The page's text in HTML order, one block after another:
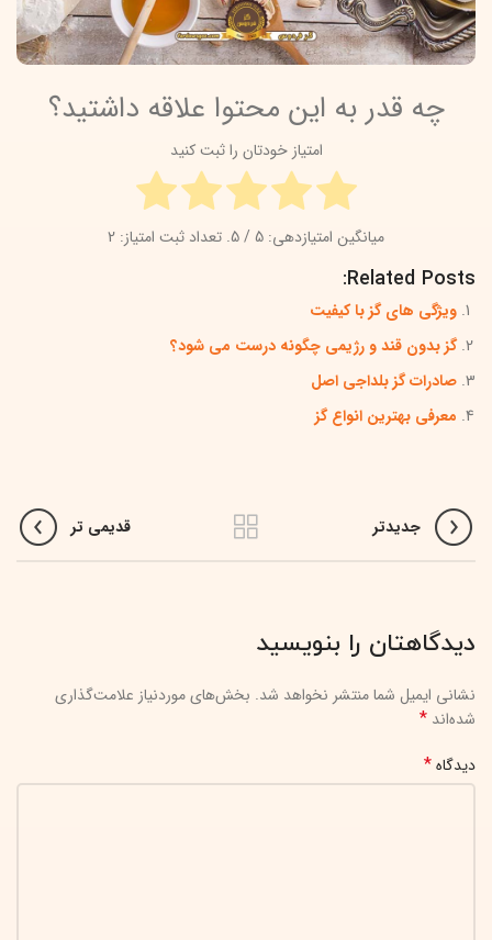
چه قدر به این محتوا علاقه داشتید؟
امتیاز خودتان را ثبت کنید
میانگین امتیازدهی: 5/ 5. تعداد ثبت امتیاز: 2
Related Posts:
ویژگی های گز با کیفیت
گز بدون قند و رژیمی چگونه درست می شود؟
صادرات گز بلداجی اصل
معرفی بهترین انواع گز
جدیدتر قدیمی تر
دیدگاهتان را بنویسید
نشانی ایمیل شما منتشر نخواهد شد. بخش‌های موردنیاز علامت‌گذاری
شده‌اند *
دیدگاه*